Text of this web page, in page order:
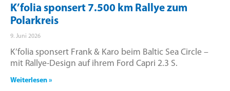
K’folia sponsert 7.500 km Rallye zum
Polarkreis
9. Juni 2026
K’folia sponsert Frank & Karo beim Baltic Sea Circle –
mit Rallye-Design auf ihrem Ford Capri 2.3 S.
Weiterlesen »